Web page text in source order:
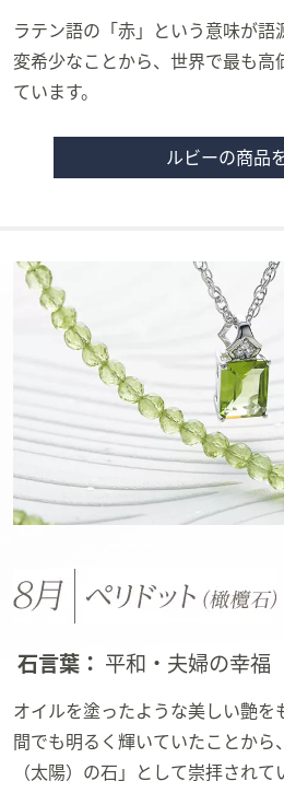
ラテン語の「赤」という意味が語
変希少なことから、世界で最も
ています。
ルビーの商品
石言葉： 平和・夫婦の幸福
オイルを塗ったような美しい艶を
間でも明るく輝いていたことから
（太陽）の石」として崇拝されて